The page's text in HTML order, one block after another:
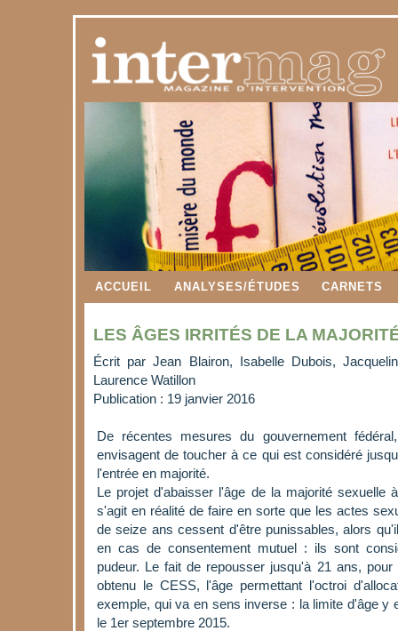
ACCUEIL ANALYSES/ÉTUDES CARNETS
LES ÂGES IRRITÉS DE LA
Écrit parJean Blairon, Isabelle Dubois,
Laurence Watillon
Publication : 19 janvier 2016
De récentes mesures du gouvernement
envisagent de toucher à ce qui est considéré
l'entrée en majorité.
Le projet d'abaisser l'âge de la majorité sexuelle
s'agit en réalité de faire en sorte que les actes
de seize ans cessent d'être punissables, alors
en cas de consentement mutuel : ils sont
pudeur. Le fait de repousser jusqu'à 21 ans,
obtenu le CESS, l'âge permettant l'octroi
exemple, qui va en sens inverse : la limite d'âge y
le 1er septembre 2015.